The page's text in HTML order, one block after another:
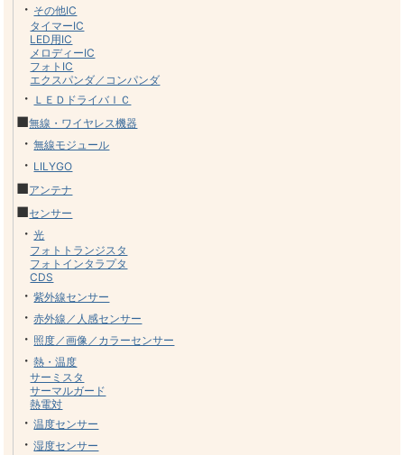
・ その他IC
タイマーIC
LED用IC
メロディーIC
フォトIC
エクスパンダ／コンパンダ
・ ＬＥＤドライバＩＣ
■無線・ワイヤレス機器
・無線モジュール
・ LILYGO
■アンテナ
■センサー
・光
フォトトランジスタ
フォトインタラプタ
CDS
・紫外線センサー
・赤外線／人感センサー
・ 照度／画像／カラーセンサー
・熱・温度
サーミスタ
サーマルガード
熱電対
・温度センサー
・湿度センサー